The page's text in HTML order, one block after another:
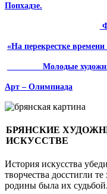
Попхадзе.
«На перекрестке времени
Молодые
Арт – Олимпиада
БРЯНСКИЕ
ИСКУССТВЕ
История искусства
творчества досстигли
родины была их